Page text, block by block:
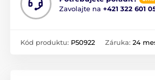
Zavolajte na +421 322 601
Kód produktu: P50922 Záruka: 24